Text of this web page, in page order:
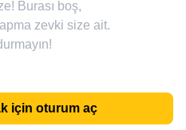
Burası boş,
zevki size ait.
için oturum aç